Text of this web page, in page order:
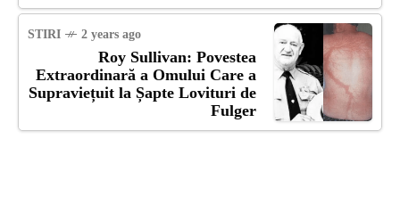
STIRI 2 years ago
Roy Sullivan: Povestea
Extraordinară a Omului Care a
Supraviețuit la Șapte Lovituri de
Fulger